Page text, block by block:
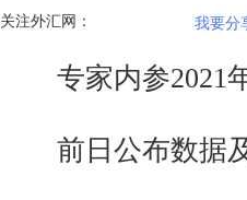
关注外汇网： 我要分
专家内参2021年
前日公布数据及